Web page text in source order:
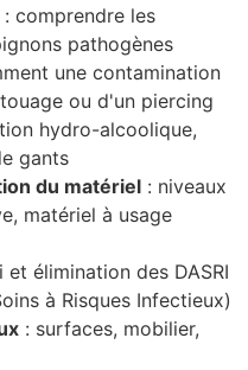
: comprendre les
pathogènes
une contamination
ou d'un piercing
hydro-alcoolique,
gants
du matériel : niveaux
matériel à usage
et élimination des DASRI
à Risques Infectieux)
: surfaces, mobilier,